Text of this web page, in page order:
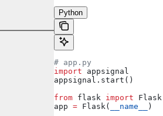
Python
# app.py
import appsignal
appsignal.start()
from flask import Flask
app = Flask( __name__
)